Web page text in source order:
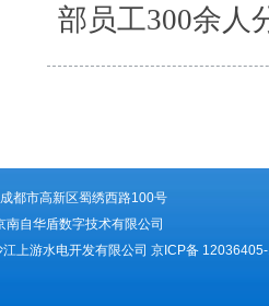
部员工300余人
都市高新区蜀绣西路100号
南自华盾数字技术有限公司
上游水电开发有限公司 京ICP备